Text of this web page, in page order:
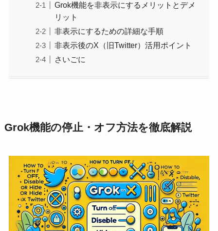
Grok機能を非表示にするメリットとデメ
リット
非表示にするための詳細な手順
非表示後のX（旧Twitter）活用ポイント
さいごに
Grok機能の停止・オフ方法を徹底解説